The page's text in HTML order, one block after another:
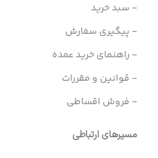
- سبد خرید
- پیگیری سفارش
- راهنمای خرید عمده
- قوانین و مقررات
- فروش اقساطی
مسیرهای ارتباطی